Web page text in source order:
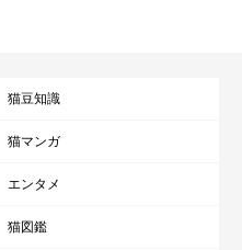
猫豆知識
猫マンガ
エンタメ
猫図鑑